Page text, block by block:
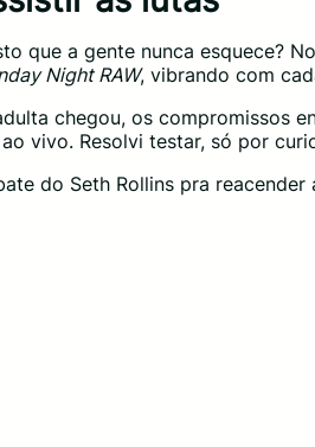
que a gente nunca esquece?
Night RAW, vibrando com
chegou, os compromissos
vivo. Resolvi testar, só por
do Seth Rollins pra